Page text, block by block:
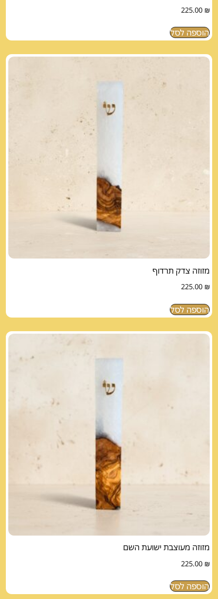
225.00 ₪
הוספה לסל
מזוזה צדק תרדוף
225.00 ₪
הוספה לסל
מזוזה מעוצבת ישועת השם
225.00 ₪
הוספה לסל